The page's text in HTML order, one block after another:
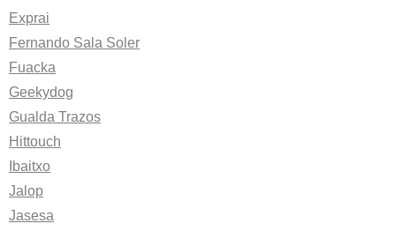
Exprai
Fernando Sala Soler
Fuacka
Geekydog
Gualda Trazos
Hittouch
Ibaitxo
Jalop
Jasesa